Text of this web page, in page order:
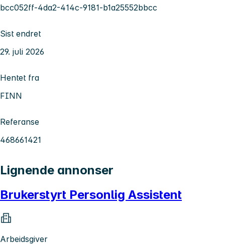
bcc052ff-4da2-414c-9181-b1a25552bbcc
Sist endret
29. juli 2026
Hentet fra
FINN
Referanse
468661421
Lignende annonser
Brukerstyrt Personlig Assistent
Arbeidsgiver